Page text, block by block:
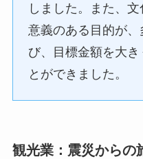
しました。また、
意義のある目的が
び、目標金額を大
とができました。
観光業：震災からの